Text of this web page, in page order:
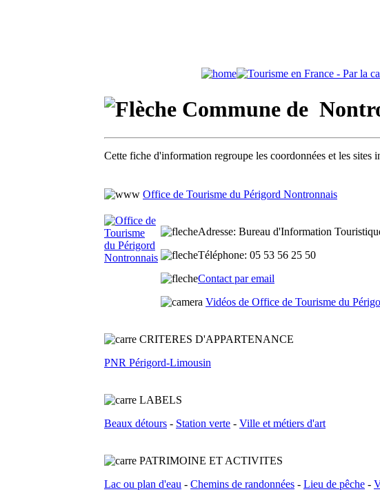
Commune de
Cette fiche d'information regroupe les coordonnées et les
Office de Tourisme du Périgord Nontronnais
Adresse: Bureau d'Information
Téléphone: 05 53 56 25 50
Contact par email
Vidéos de Office de Tourisme du
CRITERES D'APPARTENANCE
PNR Périgord-Limousin
LABELS
Beaux détours - Station verte - Ville et métiers d'art
PATRIMOINE ET ACTIVITES
Lac ou plan d'eau - Chemins de randonnées - Lieu de pêche -